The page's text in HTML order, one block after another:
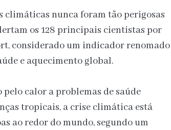
climáticas nunca foram tão perigosas
os 128 principais cientistas por
considerado um indicador renomado
e aquecimento global.
pelo calor a problemas de saúde
tropicais, a crise climática está
ao redor do mundo, segundo um